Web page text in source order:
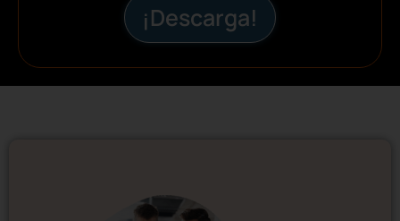
¡Descarga!